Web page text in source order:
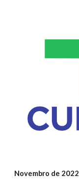
Novembro de 2022